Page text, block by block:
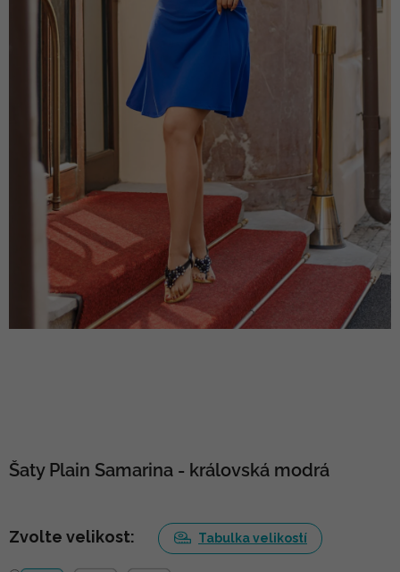
Šaty Plain Samarina - královská modrá
Zvolte velikost: Tabulka velikostí